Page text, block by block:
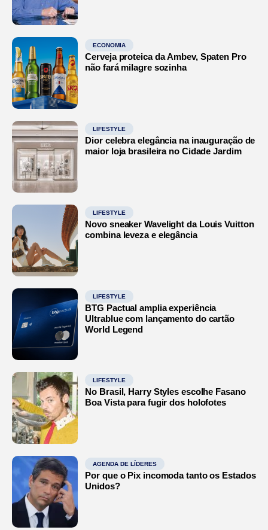
ECONOMIA
Cerveja proteica da Ambev, Spaten Pro
não fará milagre sozinha
LIFESTYLE
Dior celebra elegância na inauguração de
maior loja brasileira no Cidade Jardim
LIFESTYLE
Novo sneaker Wavelight da Louis Vuitton
combina leveza e elegância
LIFESTYLE
BTG Pactual amplia experiência
Ultrablue com lançamento do cartão
World Legend
LIFESTYLE
No Brasil, Harry Styles escolhe Fasano
Boa Vista para fugir dos holofotes
AGENDA DE LÍDERES
Por que o Pix incomoda tanto os Estados
Unidos?